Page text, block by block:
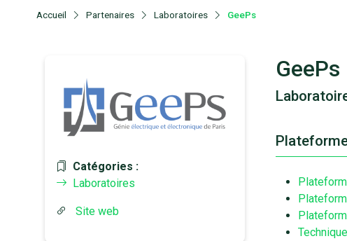
Accueil Partenaires Laboratoires GeePs
Catégories :
Laboratoires
Site web
GeePs